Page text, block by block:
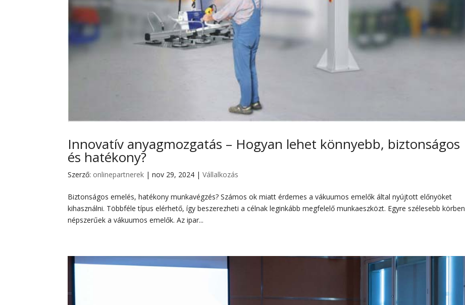
Innovatív anyagmozgatás – Hogyan lehet könnyebb, biztonságos
és hatékony?
Szerző: onlinepartnerek |nov 29, 2024 |Vállalkozás
Biztonságos emelés, hatékony munkavégzés? Számos ok miatt érdemes a vákuumos emelők által nyújtott előnyöket
kihasználni. Többféle típus elérhető, így beszerezheti a célnak leginkább megfelelő munkaeszközt. Egyre szélesebb körben
népszerűek a vákuumos emelők. Az ipar...